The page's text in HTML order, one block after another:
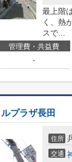
最上階
く、熱
スで...
管理費・共益費
-
プラザ長田
住所
交通